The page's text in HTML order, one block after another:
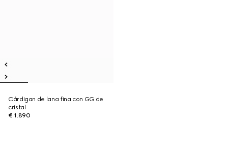
Cárdigan de lana fina con GG de
cristal
€ 1.890